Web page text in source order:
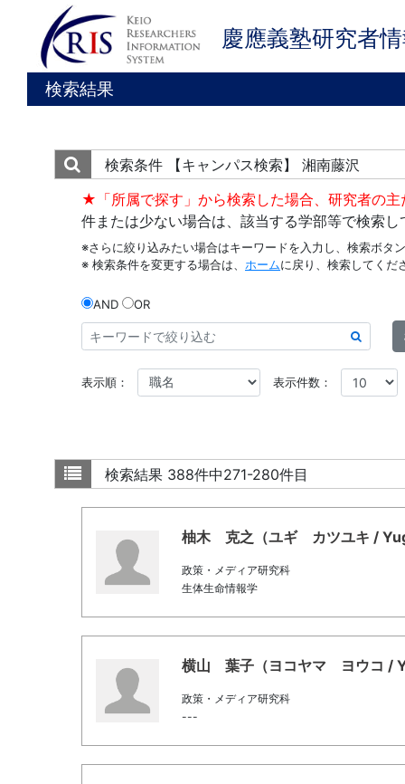
慶應義塾研究者
検索結果
検索条件
【キャンパス検索】 湘南藤沢
★「所属で探す」から検索した場合、研究者の
件または少ない場合は、該当する学部等で検索し
※さらに絞り込みたい場合はキーワードを入力し、検索ボタ
※ 検索条件を変更する場合は、 ホームに戻り、検索してくだ
AND OR
表示順： 表示件数：
検索結果 388件中271-280件目
柚木 克之（ユギ カツユキ /
政策・メディア研究科
生体生命情報学
横山 葉子（ヨコヤマ ヨウコ /
政策・メディア研究科
---